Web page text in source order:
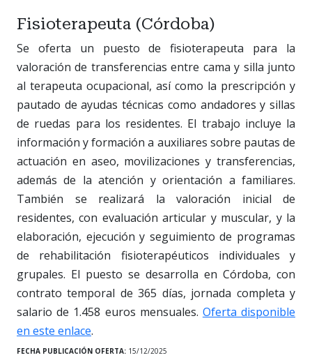
Fisioterapeuta (Córdoba)
Se oferta un puesto de fisioterapeuta para la
valoración de transferencias entre cama y silla junto
al terapeuta ocupacional, así como la prescripción y
pautado de ayudas técnicas como andadores y sillas
de ruedas para los residentes. El trabajo incluye la
información y formación a auxiliares sobre pautas de
actuación en aseo, movilizaciones y transferencias,
además de la atención y orientación a familiares.
También se realizará la valoración inicial de
residentes, con evaluación articular y muscular, y la
elaboración, ejecución y seguimiento de programas
de rehabilitación fisioterapéuticos individuales y
grupales. El puesto se desarrolla en Córdoba, con
contrato temporal de 365 días, jornada completa y
salario de 1.458 euros mensuales. Oferta disponible
en este enlace.
FECHA PUBLICACIÓN OFERTA: 15/12/2025